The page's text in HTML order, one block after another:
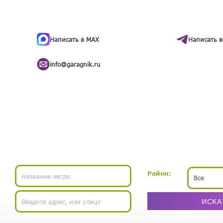
Написать в MAX Написать
info@garagnik.ru
Район:
Все